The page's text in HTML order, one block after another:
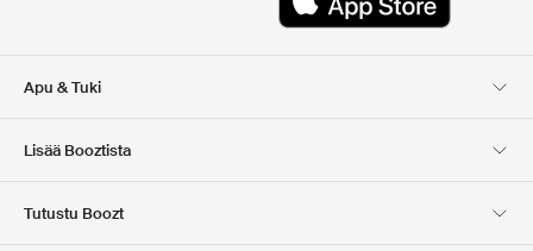
Apu & Tuki
Lisää Booztista
Tutustu Boozt